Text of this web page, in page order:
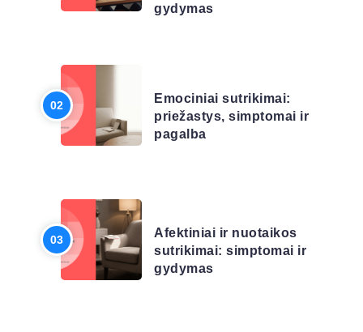
gydymas
Emociniai sutrikimai:
priežastys, simptomai ir
pagalba
Afektiniai ir nuotaikos
sutrikimai: simptomai ir
gydymas